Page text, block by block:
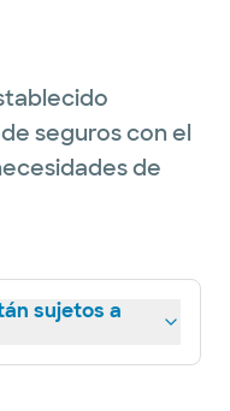
seguros con el
de
sujetos a